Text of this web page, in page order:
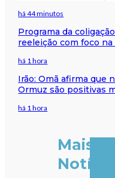
há 44 minutos
Programa da
reeleição com foco
há 1 hora
Irão: Omã afirma que
Ormuz são positivas
há 1 hora
Mais
Notícias